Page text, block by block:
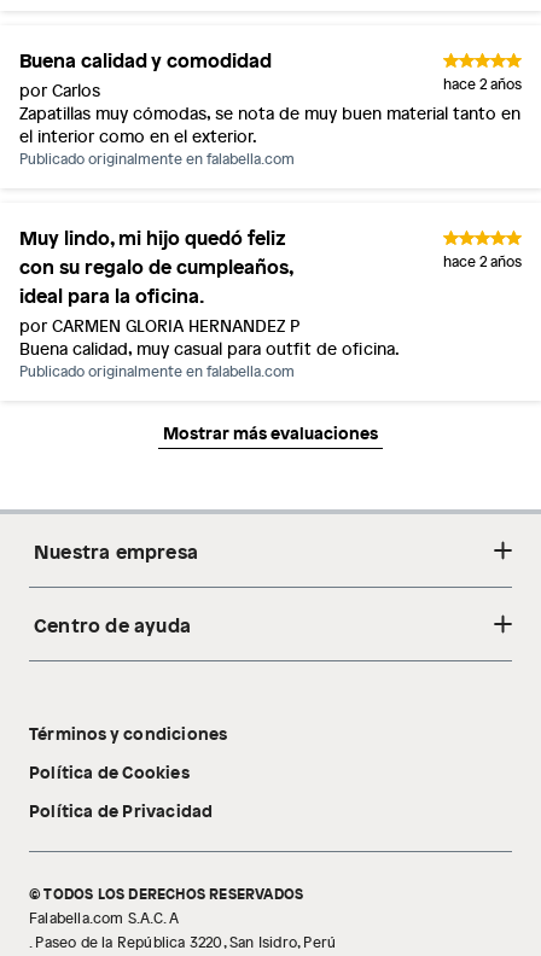
Buena calidad y comodidad
por Carlos hace 2 años
Zapatillas muy cómodas, se nota de muy buen material tanto en
el interior como en el exterior.
Publicado originalmente enfalabella.com
Muy lindo, mi hijo quedó feliz
con su regalo de cumpleaños,
ideal para la oficina.
por CARMEN GLORIA HERNANDEZ P
hace 2 años
Buena calidad, muy casual para outfit de oficina.
Publicado originalmente enfalabella.com
Mostrar más evaluaciones
Nuestra empresa
Acerca de nosotros
Tecnología Pillow Walk
Centro de ayuda
Libro de reclamaciones
Términos y condiciones
Política de Cookies
Política de Privacidad
© TODOS LOS DERECHOS RESERVADOS
Falabella.com S.A.C. A
. Paseo de la República 3220, San Isidro, Perú